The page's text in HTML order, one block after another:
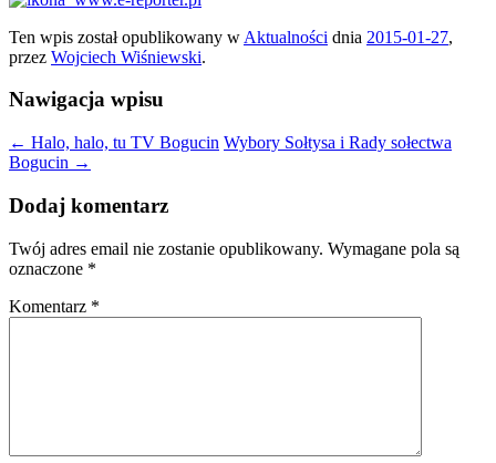
Ten wpis został opublikowany w Aktualności dnia 2015-01-27,
przez Wojciech Wiśniewski.
Nawigacja wpisu
← Halo, halo, tu TV Bogucin Wybory Sołtysa i Rady sołectwa
Bogucin →
Dodaj komentarz
Twój adres email nie zostanie opublikowany. Wymagane pola są
oznaczone *
Komentarz *